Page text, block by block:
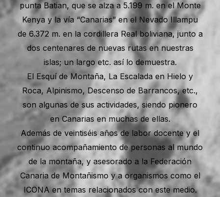
punta Batian, que se alza a 5.199 m. en el Monte
Kenya y la vía “Canarias” en el Nevado Illampu
de 6.372 m. en la cordillera Real boliviana, junto a
dos centenares de nuevas rutas en nuestras
islas; un largo etc. así lo demuestra.
El Esquí de Montaña, La Escalada en Hielo y
Roca, Alpinismo, Descenso de Barrancos, etc.,
son algunas de sus actividades, siendo pionero
en Canarias en muchas de ellas.
Además de veintiséis años de labor docente y el
continuo acompañamiento de personas al mundo
de la montaña, y asesorado a la Federación
Canaria de Montañismo y a organismos como el
ICONA en temas relacionados con este medio.